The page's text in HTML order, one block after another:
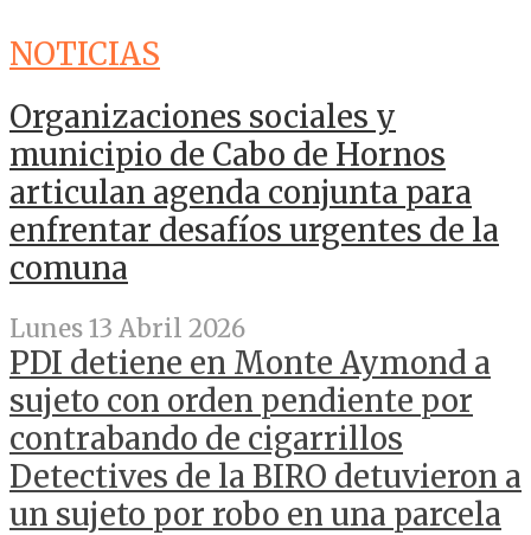
NOTICIAS
Organizaciones sociales y
municipio de Cabo de Hornos
articulan agenda conjunta para
enfrentar desafíos urgentes de la
comuna
Lunes 13 Abril 2026
PDI detiene en Monte Aymond a
sujeto con orden pendiente por
contrabando de cigarrillos
Detectives de la BIRO detuvieron a
un sujeto por robo en una parcela